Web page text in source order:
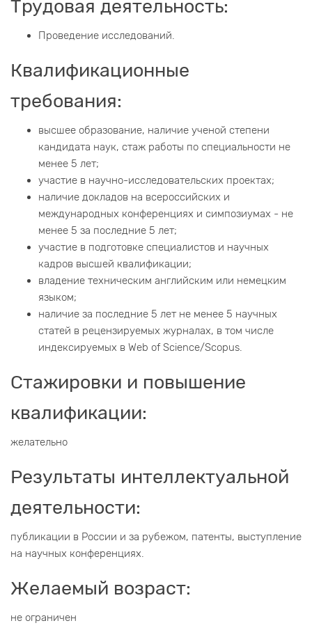
Трудовая деятельность:
Проведение исследований.
Квалификационные
требования:
высшее образование, наличие ученой степени
кандидата наук, стаж работы по специальности не
менее 5 лет;
участие в научно-исследовательских проектах;
наличие докладов на всероссийских и
международных конференциях и симпозиумах - не
менее 5 за последние 5 лет;
участие в подготовке специалистов и научных
кадров высшей квалификации;
владение техническим английским или немецким
языком;
наличие за последние 5 лет не менее 5 научных
статей в рецензируемых журналах, в том числе
индексируемых в Web of Science/Scopus.
Стажировки и повышение
квалификации:
желательно
Результаты интеллектуальной
деятельности:
публикации в России и за рубежом, патенты, выступление
на научных конференциях.
Желаемый возраст:
не ограничен